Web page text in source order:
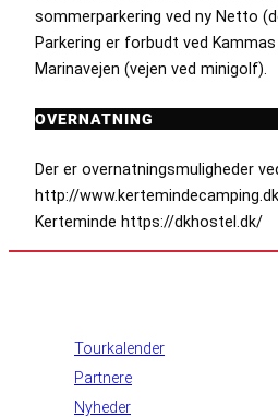
sommerparkering ved ny Netto
Parkering er forbudt ved
Marinavejen (vejen ved minigolf).
OVERNATNING
Der er overnatningsmuligheder
http://
Kerteminde https://dkhostel.dk/
Tourkalender
Partnere
Nyheder